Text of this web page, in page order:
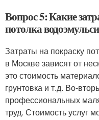
Вопрос 5: Какие
потолка
Затраты на покраску
в Москве зависят от
это стоимость
грунтовка и т.д. Во-
профессиональных
труд. Стоимость услуг